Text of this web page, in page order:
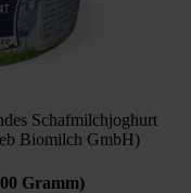
Schafmilchjoghurt
Biomilch GmbH)
Gramm)